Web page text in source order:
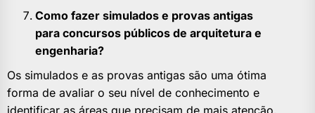
Como fazer simulados e provas antigas
para concursos públicos de arquitetura e
engenharia?
Os simulados e as provas antigas são uma ótima
forma de avaliar o seu nível de conhecimento e
identificar as áreas que precisam de mais atenção.